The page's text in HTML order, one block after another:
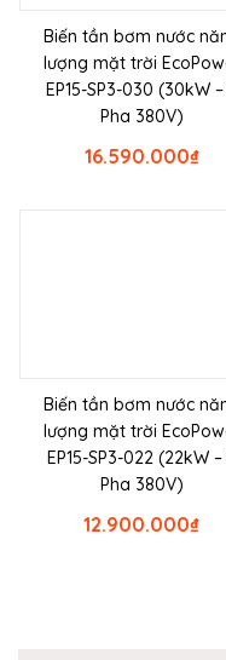
Biến tần bơm nước
lượng mặt trời
EP15-SP3-030 (30kW
Pha 380V)
₫
16.590.000
Biến tần bơm nước
lượng mặt trời
EP15-SP3-022 (22kW –
Pha 380V)
₫
12.900.000